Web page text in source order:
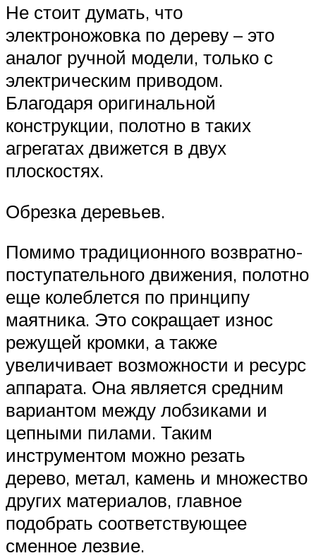
Не стоит думать, что
электроножовка по дереву – это
аналог ручной модели, только с
электрическим приводом.
Благодаря оригинальной
конструкции, полотно в таких
агрегатах движется в двух
плоскостях.
Обрезка деревьев.
Помимо традиционного возвратно-
поступательного движения, полотно
еще колеблется по принципу
маятника. Это сокращает износ
режущей кромки, а также
увеличивает возможности и ресурс
аппарата. Она является средним
вариантом между лобзиками и
цепными пилами. Таким
инструментом можно резать
дерево, метал, камень и множество
других материалов, главное
подобрать соответствующее
сменное лезвие.